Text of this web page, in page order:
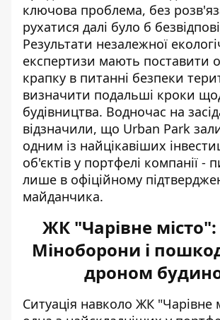
ключова проблема, без
рухатися далі було б
Результати незалежної
експертизи мають поставити
крапку в питанні безпеки
визначити подальші кроки
будівництва. Водночас на
відзначили, що Urban Park
одним із найцікавіших
об'єктів у портфелі компанії -
лише в офіційному
майданчика.
ЖК "Чарівне
Міноборони і
дроном
Ситуація навколо ЖК "Чарівне